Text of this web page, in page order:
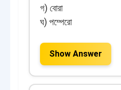
গ) বোরা
ঘ) পম্পেরো
Show Answer